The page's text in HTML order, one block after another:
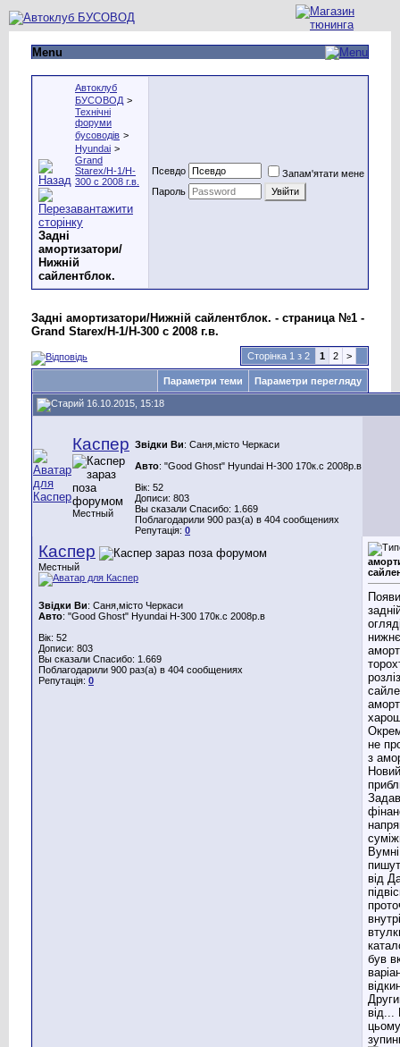
Menu
Автоклуб
БУСОВОД >
Технічні
форуми
бусоводів >
Hyundai >
Grand
Starex/H-1/H-
300 с 2008 г.в.
Задні
амортизатори/
Нижній
сайлентблок.
Псевдо
Запам'ятати мене
Пароль
Задні амортизатори/Нижній сайлентблок. - страница №1 -
Grand Starex/H-1/H-300 с 2008 г.в.
Сторінка 1 з 2 1 2 >
Параметри теми Параметри перегляду
16.10.2015, 15:18
Каспер
Местный
Звідки Ви: Саня,місто Черкаси
Авто: "Good Ghost" Hyundai H-300 170к.с 2008р.в
Вік: 52
Дописи: 803
Вы сказали Спасибо: 1.669
Поблагодарили 900 раз(а) в 404 сообщениях
Репутація: 0
Каспер
Местный
Звідки Ви: Саня,місто Черкаси
Авто: "Good Ghost" Hyundai H-300 170к.с 2008р.в
Вік: 52
Дописи: 803
Вы сказали Спасибо: 1.669
Поблагодарили 900 раз(а) в 404 сообщениях
Репутація: 0
не
з
від
був
цьому